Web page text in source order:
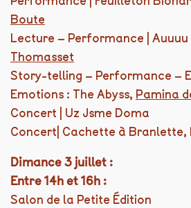
Boute
Lecture – Performance | Auuuu
Thomasset
Story-telling – Performance –
Emotions : The Abyss, Pamina
Concert | Uz Jsme Doma
Concert| Cachette à Branlette,
Dimance 3 juillet :
Entre 14h et 16h :
Salon de la Petite Édition